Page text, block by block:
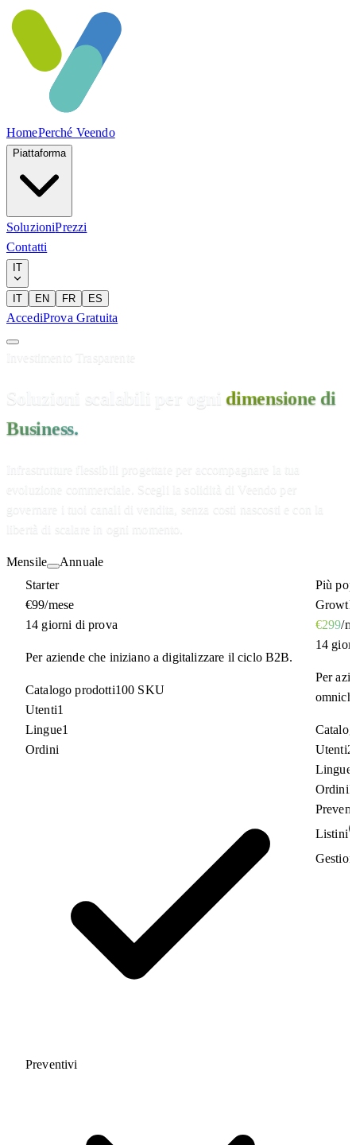
HomePerché Veendo
Piattaforma
SoluzioniPrezzi
Contatti
IT
IT EN FR ES
AccediProva Gratuita
Investimento Trasparente
Soluzioni scalabili per ogni dimensione di
Business.
Infrastrutture flessibili progettate per accompagnare la tua
evoluzione commerciale. Scegli la solidità di Veendo per
governare i tuoi canali di vendita, senza costi nascosti e con la
libertà di scalare in ogni momento.
Mensile
Annuale
Starter
€99/mese
14 giorni di prova
Per aziende che iniziano a digitalizzare il ciclo B2B.
Catalogo prodotti100 SKU
Utenti1
Lingue1
Ordini
Preventivi
Più
Growth
€299/
14
Per
Utenti2
Lingue
Ordini
Listini